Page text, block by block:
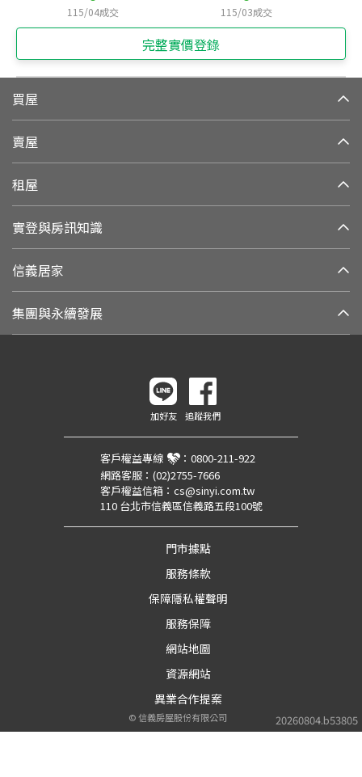
115/04成交 115/03成交
完整實價登錄
買屋
賣屋
租屋
實登與房訊知識
信義居家
集團與永續發展
20260804.b53805
加好友 追蹤我們
客戶權益專線 ： 0800-211-922
網路客服： (02)2755-7666
客戶權益信箱： cs@sinyi.com.tw
110 台北市信義區信義路五段100號
門市據點
服務條款
保障隱私權聲明
服務保障
網站地圖
資源網站
異業合作提案
©信義房屋股份有限公司